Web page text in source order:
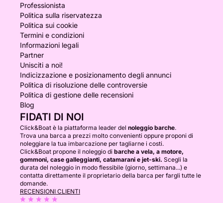
Professionista
Politica sulla riservatezza
Politica sui cookie
Termini e condizioni
Informazioni legali
Partner
Unisciti a noi!
Indicizzazione e posizionamento degli annunci
Politica di risoluzione delle controversie
Politica di gestione delle recensioni
Blog
FIDATI DI NOI
Click&Boat è la piattaforma leader del noleggio barche.
Trova una barca a prezzi molto convenienti oppure proponi di
noleggiare la tua imbarcazione per tagliarne i costi.
Click&Boat propone il noleggio di barche a vela, a motore,
gommoni, case galleggianti, catamarani e jet-ski. Scegli la
durata del noleggio in modo flessibile (giorno, settimana...) e
contatta direttamente il proprietario della barca per fargli tutte le
domande.
RECENSIONI CLIENTI